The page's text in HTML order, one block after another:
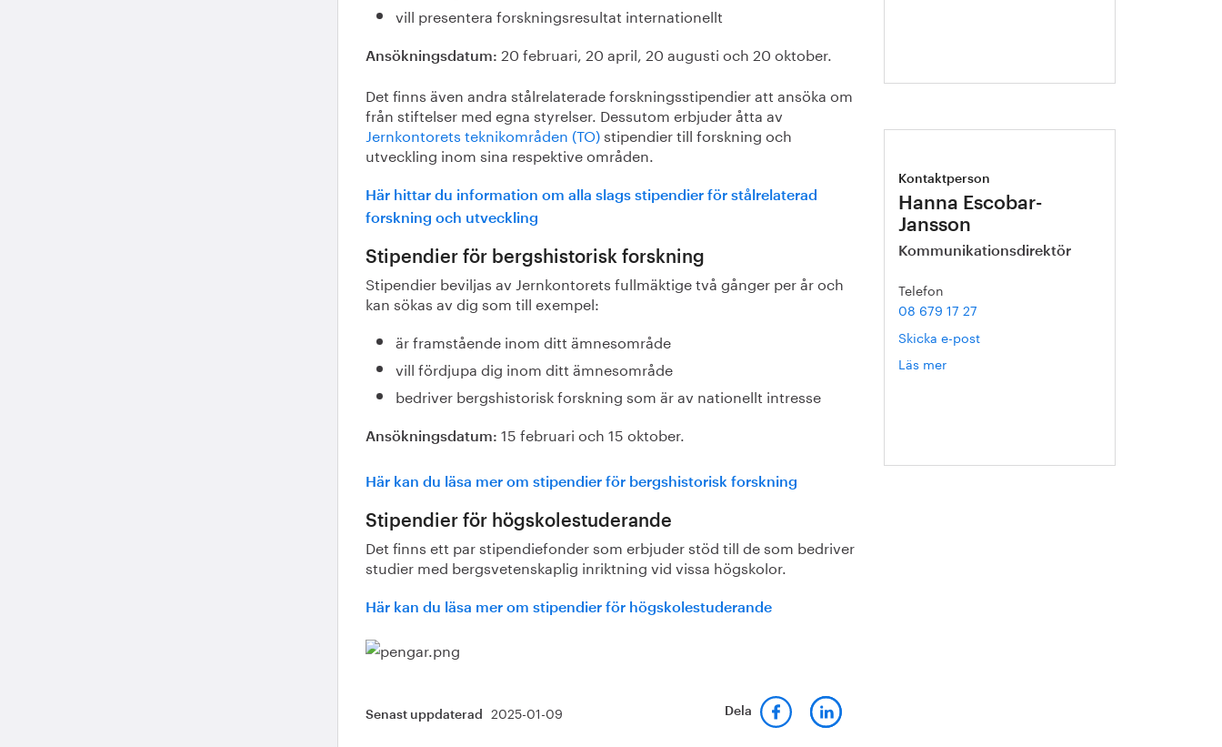
vill presentera forskningsresultat internationellt
Ansökningsdatum: 20 februari, 20 april, 20 augusti och 20 oktober.
Det finns även andra stålrelaterade forskningsstipendier att ansöka om
från stiftelser med egna styrelser. Dessutom erbjuder åtta av
Jernkontorets teknikområden (TO)stipendier till forskning och
utveckling inom sina respektive områden.
Här hittar du information om alla slags stipendier för stålrelaterad
forskning och utveckling
Stipendier för bergshistorisk forskning
Stipendier beviljas av Jernkontorets fullmäktige två gånger per år och
kan sökas av dig som till exempel:
är framstående inom ditt ämnesområde
vill fördjupa dig inom ditt ämnesområde
bedriver bergshistorisk forskning som är av nationellt intresse
Ansökningsdatum: 15 februari och 15 oktober.
Här kan du läsa mer om stipendier för bergshistorisk forskning
Stipendier för högskolestuderande
Det finns ett par stipendiefonder som erbjuder stöd till de som bedriver
studier med bergsvetenskaplig inriktning vid vissa högskolor.
Här kan du läsa mer om stipendier för högskolestuderande
Senast uppdaterad 2025-01-09 Dela
Kontaktperson
Hanna Escobar-
Jansson
Kommunikationsdirektör
Telefon
08 679 17 27
Skicka e-post
Läs mer